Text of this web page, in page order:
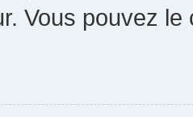
Vous pouvez